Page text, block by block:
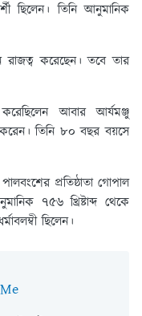
ছিলেন। তিনি আনুমানিক
রাজত্ব করেছেন। তবে তার
আবার আর্যমঞ্জু
করেন। তিনি ৮০ বছর বয়সে
প্রতিষ্ঠাতা গোপাল
৭৫৬ খ্রিষ্টাব্দ থেকে
ছিলেন।